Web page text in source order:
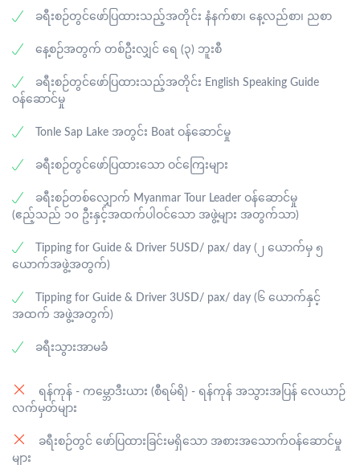
မည်။
Temple တွင် အမှတ်တရဓာတ်ပုံများ စိတ်ကြိုက်ရိုက်ကူးရင်း
Pre Rup Temple မှနေ၍ ကြည့်ရှုခံစားပါမည်။ (Temple ပေါ်
ရိုးရာ Apsara Dance Show အားကြည့်ရှုခံစားရင်း ဘူဖေး
ညစာအား သုံးဆောင်ပါမည်။ · ညစာသုံးဆောင်ပြီးနောက်
Night Market နှင့် Pub Street တွင် (၁) နာရီခန့် ပျော်ရွှင်စွာ
ဈေးဝယ်ထွက်ပါမည်။ · ထို့နောက် ဟိုတယ်သို့ ပြန်လည်
အနားယူအိပ်စက်ပါမည်။
လွတ်လပ်ရေး အတွက် အသက်ပေးလှူခဲ့ကြသည့် တိုက်ပွဲဝင်
နိုင်ငံသားများ၏ ဝိညာဉ်များအား အောက်မေ့ဂုဏ်ပြုရာနေရာ
Independent Monument သို့ သွားရောက်လည်ပတ်ပါမည်။
· AEON mall တွင် တစ်နာရီခန့် ပျော်ရွှင်စွာ ဈေးဝယ်ထွက်ကြ
ပါမည်။ ထိုမှတဆင့် ဟိုတယ်သို့ Check-in ဝင်ကာ အနားယူ
အိပ်စက်ပါမည်။
အမှတ်ရစေရာနေရာတစ်ခုဖြစ်သော Toul Sleng Museum သို့
ပြည်ဆိုင်ရာလေဆိပ်အသစ်ကြီးသို့ ထွက်ခွာကာ ထိုမှတဆင့်
ပြန်လည်ထွက်ခွာကာ ပျော်ရွှင်ဖွယ်ခရီးစဉ် ပြီးဆုံးမည်ဖြစ်
ပါသည်။
ခရီးစဉ်တွင်ဖော်ပြထားသည့်အတိုင်း နံနက်စာ၊ နေ့လည်စာ၊ ညစာ
နေ့စဉ်အတွက် တစ်ဦးလျှင် ရေ (၃) ဘူးစီ
ခရီးစဉ်တွင်ဖော်ပြထားသည့်အတိုင်း English Speaking Guide
ဝန်ဆောင်မှု
Tonle Sap Lake အတွင်း Boat ဝန်ဆောင်မှု
ခရီးစဉ်တွင်ဖော်ပြထားသော ဝင်ကြေးများ
ခရီးစဉ်တစ်လျှောက် Myanmar Tour Leader ဝန်ဆောင်မှု
(ဧည့်သည် ၁၀ ဦးနှင့်အထက်ပါဝင်သော အဖွဲ့များ အတွက်သာ)
Tipping for Guide & Driver 5USD/ pax/ day (၂ ယောက်မှ ၅
ယောက်အဖွဲ့အတွက်)
Tipping for Guide & Driver 3USD/ pax/ day (၆ ယောက်နှင့်
အထက် အဖွဲ့အတွက်)
ခရီးသွားအာမခံ
ရန်ကုန် - ကမ္ဘောဒီးယား (စီရမ်ရိ) - ရန်ကုန် အသွားအပြန် လေယာဉ်
လက်မှတ်များ
ခရီးစဉ်တွင် ဖော်ပြထားခြင်းမရှိသော အစားအသောက်ဝန်ဆောင်မှု
များ